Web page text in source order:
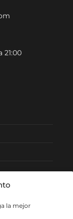
la mejor
21:00